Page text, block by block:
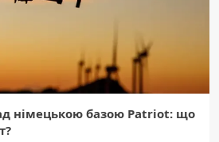
німецькою базою Patriot: що